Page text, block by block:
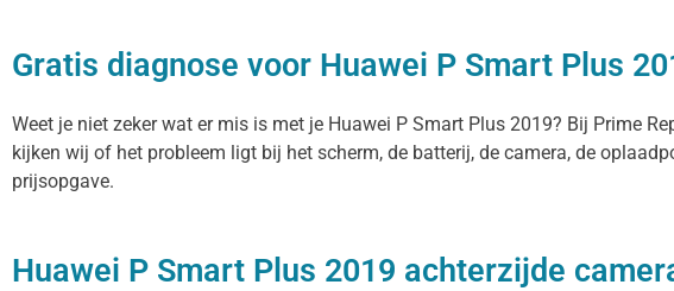
Gratis diagnose voor Huawei P Smart Plus
Weet je niet zeker wat er mis is met je Huawei P Smart Plus 2019? Bij Prime
kijken wij of het probleem ligt bij het scherm, de batterij, de camera, de
prijsopgave.
Huawei P Smart Plus 2019 achterzijde